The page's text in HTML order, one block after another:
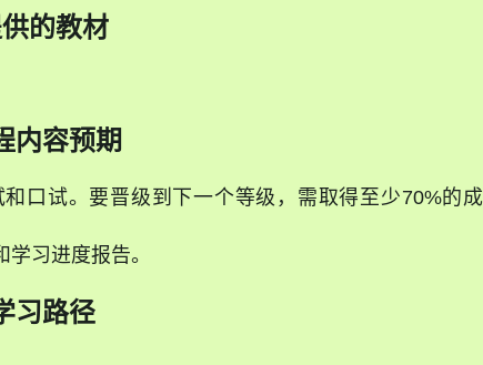
的教材
内容预期
口试。要晋级到下一个等级，需取得至少70%的成
习进度报告。
习路径